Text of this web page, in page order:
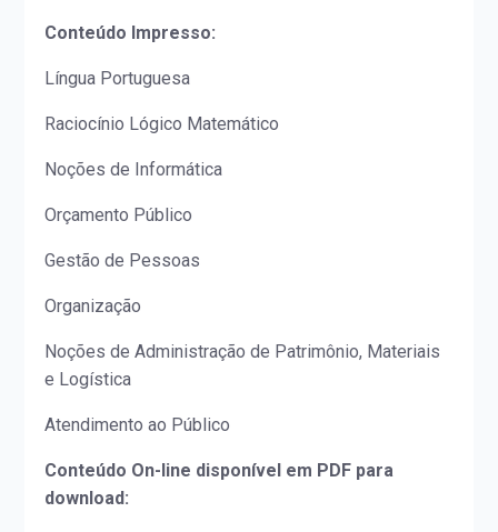
Conteúdo Impresso:
Língua Portuguesa
Raciocínio Lógico Matemático
Noções de Informática
Orçamento Público
Gestão de Pessoas
Organização
Noções de Administração de Patrimônio, Materiais
e Logística
Atendimento ao Público
Conteúdo On-line disponível em PDF para
download: